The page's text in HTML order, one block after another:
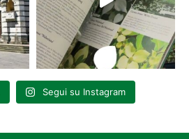
Segui su Instagram